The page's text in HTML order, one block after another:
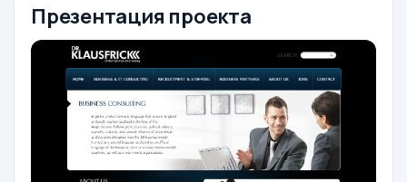
Презентация проекта